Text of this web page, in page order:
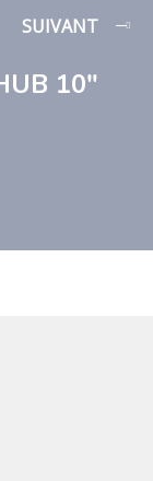
SUIVANT
10″